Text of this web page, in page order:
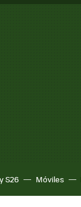
S26 Móviles